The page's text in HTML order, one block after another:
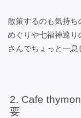
散策するのも気持ち
めぐりや七福神巡り
さんでちょっと一息
Cafe
要